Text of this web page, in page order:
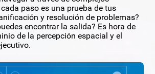
paso es una prueba de tus
y resolución de problemas?
encontrar la salida? Es hora de
de la percepción espacial y el